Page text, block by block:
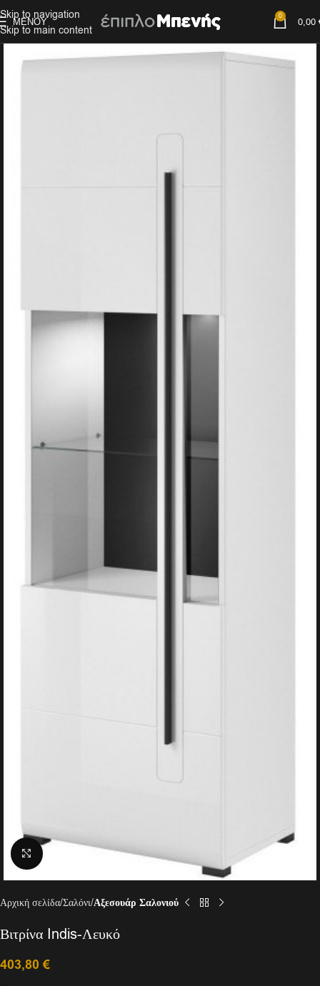
Skip to navigation
Skip to main content
ΜΕΝΟΎ 0 0,00
Click to enlarge
Αρχική σελίδα Σαλόνι Αξεσουάρ Σαλονιού
Βιτρίνα Indis-Λευκό
403,80€